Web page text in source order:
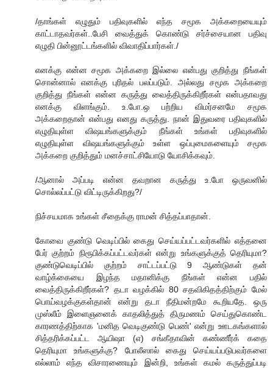
/தாங்கள் எழுதும் பதிவுகளில் எந்த சமூக அக்கறையையும்
காட்டாதவர்கள்..பேசி வைத்துக் கொண்டு சர்ச்சையான பதிவு
எழுதி பின்னூட்டங்களில் விவாதிப்பார்கள்./
எனக்கு என்ன சமூக அக்கறை இல்லை என்பது குறித்து நீங்கள்
சொன்னால் எனக்கு புரிதல் பலப்படும். அல்லது சமூக அக்கறை
குறித்து நீங்கள் என்ன கருத்து வைத்திருக்கிறீர்கள் என்பதாவது
எனக்கு விளங்கும். உ.போ.ஒ பற்றிய விமர்சனமே சமூக
அக்கறைதான் என்பது எனது கருத்து. நான் இதுவரை பதிவுகளில்
எழுதியுள்ள விஷயங்களுக்கும் நீங்கள் உங்கள் பதிவுகளில்
எழுதியுள்ள விஷயங்களுக்கும் உள்ள ஒப்புமைகளையும் சமூக
அக்கறை குறித்தும் மனச்சாட்சியோடு யோசிக்கவும்.
/ஆனால் அப்படி என்ன தவறான கருத்து உ.போ ஒருவனில்
சொல்லப்பட்டு விட்டிருக்கிறது?/
நிச்சயமாக உங்கள் சீதைக்கு ராமன் சித்தப்பாதான்.
கோவை குண்டு வெடிப்பில் கைது செய்யப்பட்டவர்களில் எத்தனை
பேர் குற்றம் நிரூபிக்கப்பட்டவர்கள் என்று உங்களுக்குத் தெரியுமா?
குண்டுவெடிப்பில் குற்றம் சாட்டப்பட்டு 9 ஆண்டுகள் தன்
வாழ்க்கையை இழந்த மதானிக்கு நீங்கள் என்ன பதில்
வைத்திருக்கிறீர்கள்? தடா வழக்கில் 80 சதவிகிதத்திற்கும் மேல்
பொய்வழக்குகள்தான் என்று தடா நீதிமன்றமே கூறியதே. ஒரு
முஸ்லீம் இளைஞனைக் காதலித்துத் திருமணம் செய்துகொண்ட
காரணத்திற்காக 'மனித வெடிகுண்டு பெண்' என்று ஊடகங்களால்
சித்தரிக்கப்பட்ட ஆயிஷா (எ) சங்கீதாவின் கண்ணீர்க் கதை
தெரியுமா உங்களுக்கு? போலீஸால் கைது செய்யப்படுபவர்களை
எல்லாம் எந்த விசாரணையும் இன்றி, உங்கள் கமல் கருத்துப்படி